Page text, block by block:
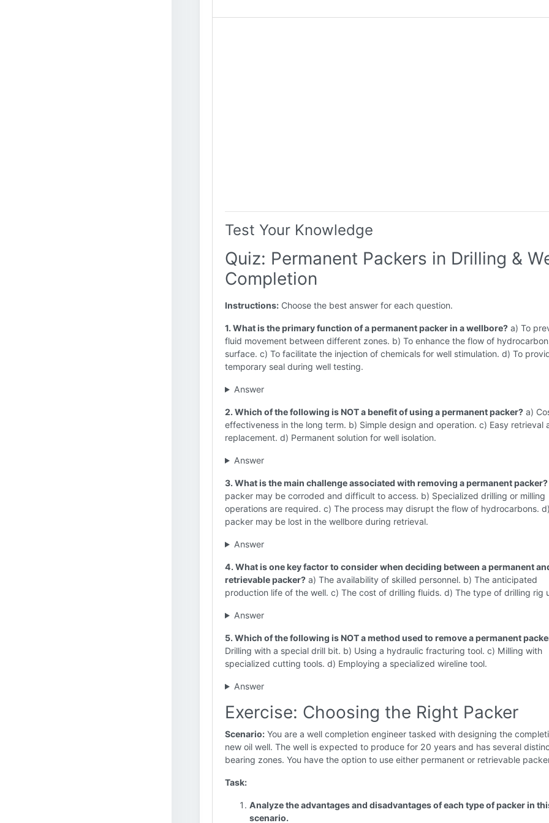
Test Your Knowledge
Quiz: Permanent Packers in Drilling &
Completion
Instructions: Choose the best answer for each question.
1. What is the primary function of a permanent packer in a wellbore? a) To
fluid movement between different zones. b) To enhance the flow of
surface. c) To facilitate the injection of chemicals for well stimulation. d) To
temporary seal during well testing.
Answer
2. Which of the following is NOT a benefit of using a permanent packer? a)
effectiveness in the long term. b) Simple design and operation. c) Easy retrieval
replacement. d) Permanent solution for well isolation.
Answer
3. What is the main challenge associated with removing a permanent packer?
packer may be corroded and difficult to access. b) Specialized drilling or milling
operations are required. c) The process may disrupt the flow of hydrocarbons.
packer may be lost in the wellbore during retrieval.
Answer
4. What is one key factor to consider when deciding between a permanent
retrievable packer? a) The availability of skilled personnel. b) The anticipated
production life of the well. c) The cost of drilling fluids. d) The type of drilling rig
Answer
5. Which of the following is NOT a method used to remove a permanent
Drilling with a special drill bit. b) Using a hydraulic fracturing tool. c) Milling with
specialized cutting tools. d) Employing a specialized wireline tool.
Answer
Exercise: Choosing the Right Packer
Scenario: You are a well completion engineer tasked with designing the
new oil well. The well is expected to produce for 20 years and has several
bearing zones. You have the option to use either permanent or retrievable
Task:
Analyze the advantages and disadvantages of each type of packer in
scenario.